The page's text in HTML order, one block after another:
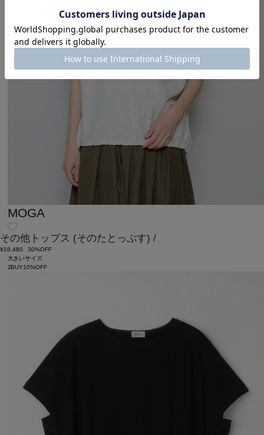
MOGA
その他トップス (そのたとっぷす) /
¥18,480
30%OFF
大きいサイズ
2BUY10%OFF